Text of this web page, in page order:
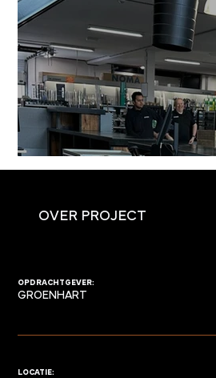
OVER PROJECT
OPDRACHTGEVER:
GROENHART
LOCATIE: